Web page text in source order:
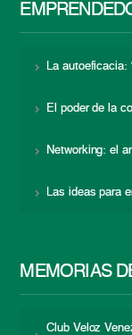
La autoeficacia:
El poder de la
Networking: el
Las ideas para
MEMORIAS
Club Veloz